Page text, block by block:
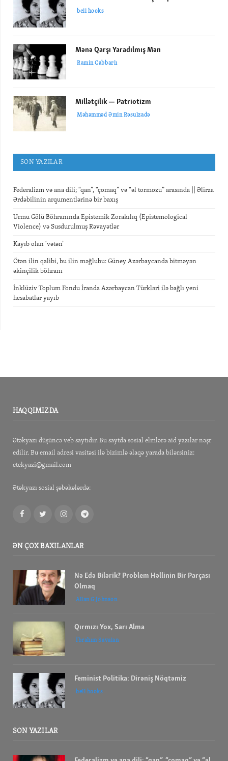
bell hooks
Mənə Qarşı Yaradılmış Mən
Ramin Cabbarlı
Millətçilik — Patriotizm
Məhəmməd Əmin Rəsulzadə
SON YAZILAR
Federalizm və ana dili; “qan”, “çomaq” və “əl tormozu” arasında || Əlirza
Ərdəbilinin arqumentlərinə bir baxış
Urmu Gölü Böhranında Epistemik Zorakılıq (Epistemological
Violence) və Susdurulmuş Rəvayətlər
Kayıb olan ‘vətən’
Ötən ilin qalibi, bu ilin məğlubu: Güney Azərbaycanda bitməyən
əkinçilik böhranı
İnklüziv Toplum Fondu İranda Azərbaycan Türkləri ilə bağlı yeni
hesabatlar yayıb
HAQQIMIZDA
Ətəkyazı düşüncə veb saytıdır. Bu saytda sosial elmlərə aid yazılar nəşr
edilir. Bu email adresi vasitəsi ilə bizimlə əlaqə yarada bilərsiniz:
etekyazi@gmail.com
Ətəkyazı sosial şəbəkələrdə:
FacebookTwitterInstagramTelegram
ƏN ÇOX BAXILANLAR
Nə Edə Bilərik? Problem Həllinin Bir Parçası
Olmaq
Allan G Johnson
Qırmızı Yox, Sarı Alma
İbrahım Savalan
Feminist Politika: Dirəniş Nöqtəmiz
bell hooks
SON YAZILAR